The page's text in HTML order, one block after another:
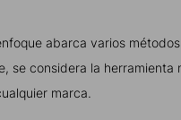
abarca varios métodos
se considera la herramienta
marca.